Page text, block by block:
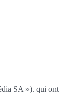
SA »). qui ont